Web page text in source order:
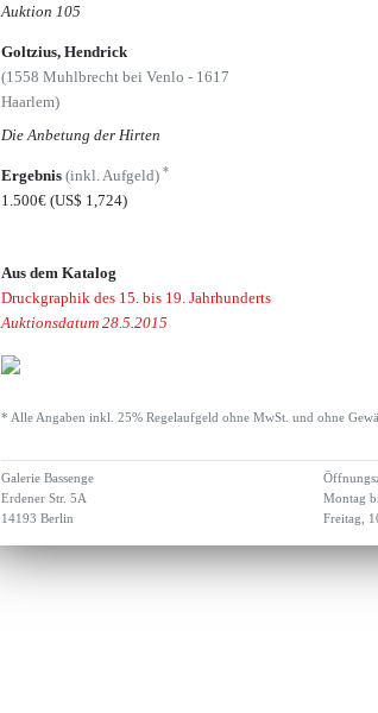
Auktion 105
Goltzius, Hendrick
(1558 Muhlbrecht bei Venlo - 1617
Haarlem)
Die Anbetung der Hirten
Ergebnis(inkl. Aufgeld)*
1.500€(US$ 1,724)
Aus dem Katalog
Druckgraphik des 15. bis 19. Jahrhunderts
Auktionsdatum 28.5.2015
* Alle Angaben inkl. 25% Regelaufgeld ohne MwSt. und ohne
Galerie Bassenge
Erdener Str. 5A
14193 Berlin
Montag
Freitag,